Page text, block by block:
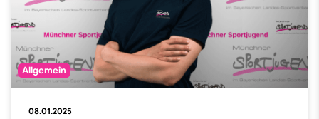
Allgemein
08.01.2025